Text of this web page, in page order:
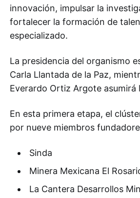
innovación, impulsar la
fortalecer la formación de
especializado.
La presidencia del organismo
Carla Llantada de la Paz,
Everardo Ortiz Argote asumirá
En esta primera etapa, el
por nueve miembros
Sinda
Minera Mexicana El
La Cantera Desarrollos